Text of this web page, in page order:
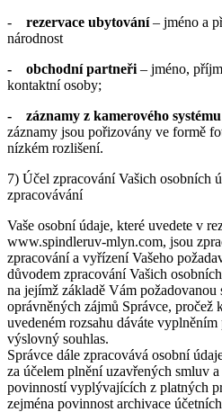
- rezervace ubytování– jméno a
národnost
- obchodní partneři – jméno,
kontaktní osoby;
- záznamy z kamerového
záznamy jsou pořizovány ve formě
nízkém rozlišení.
7) Účel zpracování Vašich osobních
zpracovávání
Vaše osobní údaje, které uvedete v
www.spindleruv-mlyn.com, jsou
zpracování a vyřízení Vašeho
důvodem zpracování Vašich
na jejímž základě Vám požadovanou
oprávněných zájmů Správce, pročež
uvedeném rozsahu dáváte
výslovný souhlas.
Správce dále zpracovává osobní
za účelem plnění uzavřených smluv
povinností vyplývajících z platných
zejména povinnost archivace